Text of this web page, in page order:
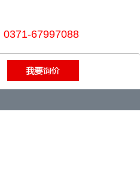
0371-67997088